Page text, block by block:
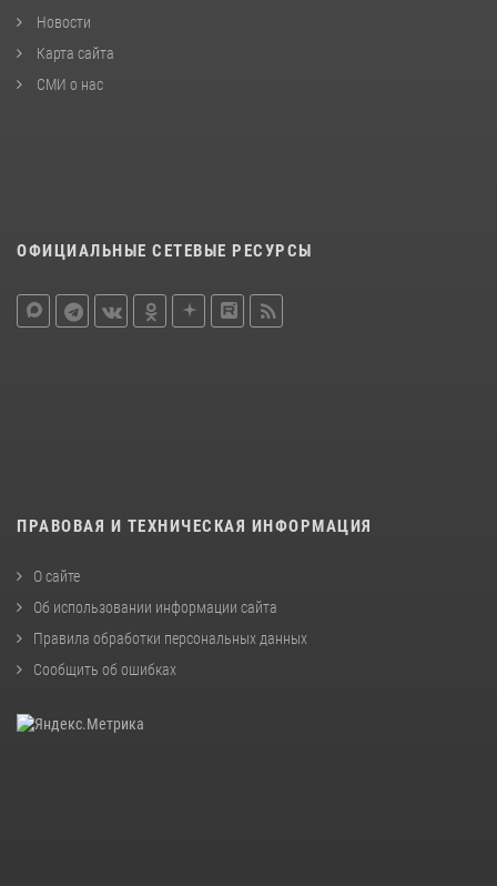
Новости
Карта сайта
СМИ о нас
ОФИЦИАЛЬНЫЕ СЕТЕВЫЕ РЕСУРСЫ
ПРАВОВАЯ И ТЕХНИЧЕСКАЯ ИНФОРМАЦИЯ
О сайте
Об использовании информации сайта
Правила обработки персональных данных
Сообщить об ошибках